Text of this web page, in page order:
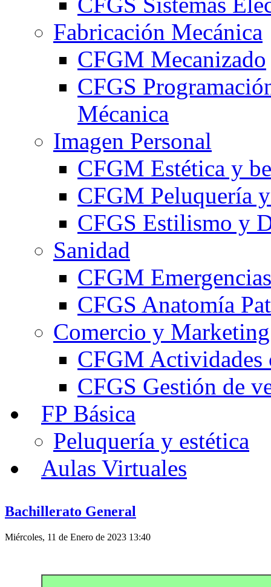
Fabricación Mecánica
CFGM Mecanizado
CFGS
Mécanica
Imagen Personal
CFGM Estética y
CFGM Peluquería
CFGS Estilismo y
Sanidad
CFGM
CFGS Anatomía
Comercio y Marketing
CFGM Actividades
CFGS Gestión de
FP Básica
Peluquería y estética
Aulas Virtuales
Bachillerato General
Miércoles, 11 de Enero de 2023 13:40